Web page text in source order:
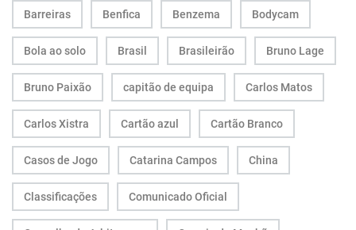
Barreiras Benfica Benzema Bodycam
Bola ao solo Brasil Brasileirão Bruno Lage
Bruno Paixão capitão de equipa Carlos Matos
Carlos Xistra Cartão azul Cartão Branco
Casos de Jogo Catarina Campos China
Classificações Comunicado Oficial